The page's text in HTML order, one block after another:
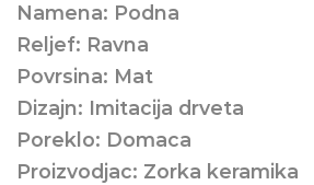
Namena: Podna
Reljef: Ravna
Povrsina: Mat
Dizajn: Imitacija drveta
Poreklo: Domaca
Proizvodjac: Zorka keramika